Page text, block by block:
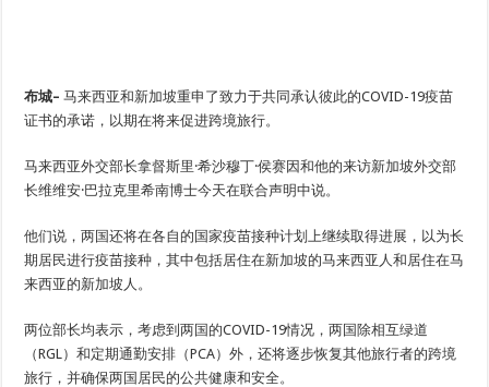
布城– 马来西亚和新加坡重申了致力于共同承认彼此的COVID-19疫苗
证书的承诺，以期在将来促进跨境旅行。
马来西亚外交部长拿督斯里·希沙穆丁·侯赛因和他的来访新加坡外交部
长维维安·巴拉克里希南博士今天在联合声明中说。
他们说，两国还将在各自的国家疫苗接种计划上继续取得进展，以为长
期居民进行疫苗接种，其中包括居住在新加坡的马来西亚人和居住在马
来西亚的新加坡人。
两位部长均表示，考虑到两国的COVID-19情况，两国除相互绿道
（RGL）和定期通勤安排（PCA）外，还将逐步恢复其他旅行者的跨境
旅行，并确保两国居民的公共健康和安全。